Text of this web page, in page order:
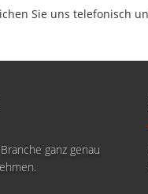
Sie uns telefonisch
ganz genau